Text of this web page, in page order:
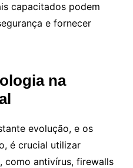
capacitados podem
e fornecer
na
evolução, e os
é crucial utilizar
como antivírus, firewalls